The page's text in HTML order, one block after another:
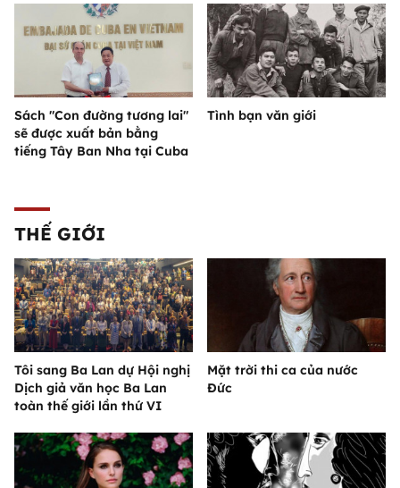
Sách "Con đường tương lai"
sẽ được xuất bản bằng
tiếng Tây Ban Nha tại Cuba
Tình bạn văn giới
THẾ GIỚI
Tôi sang Ba Lan dự Hội nghị
Dịch giả văn học Ba Lan
toàn thế giới lần thứ VI
Mặt trời thi ca của nước
Đức